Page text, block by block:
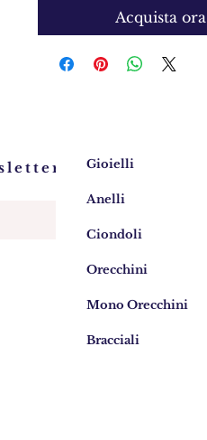
Acquista ora
Gioielli
Anelli
Ciondoli
Orecchini
Mono Orecchini
Bracciali